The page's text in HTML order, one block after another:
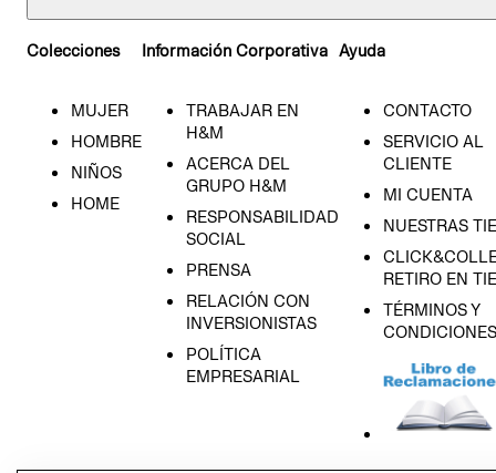
Colecciones
MUJER
HOMBRE
NIÑOS
HOME
Información Corporativa
TRABAJAR EN
H&M
ACERCA DEL
GRUPO H&M
RESPONSABILIDAD
SOCIAL
PRENSA
RELACIÓN CON
INVERSIONISTAS
POLÍTICA
EMPRESARIAL
Ayuda
CONTACTO
SERVICIO AL
CLIENTE
MI CUENTA
NUESTRAS
RETIRO EN
TÉRMINOS Y
CONDICIONES